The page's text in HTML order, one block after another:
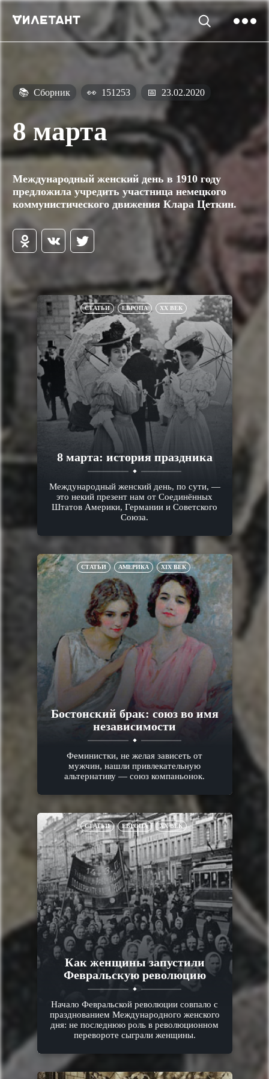
📚 Сборник 👀 151253 📅 23.02.2020
8 марта
Международный женский день в 1910 году
предложила учредить участница немецкого
коммунистического движения Клара Цеткин.
СТАТЬИ ЕВРОПА XX ВЕК
8 марта: история праздника
Международный женский день, по сути, —
это некий презент нам от Соединённых
Штатов Америки, Германии и Советского
Союза.
СТАТЬИ АМЕРИКА XIX ВЕК
Бостонский брак: союз во имя
независимости
Феминистки, не желая зависеть от
мужчин, нашли привлекательную
альтернативу — союз компаньонок.
СТАТЬИ ЕВРОПА XX ВЕК
Как женщины запустили
Февральскую революцию
Начало Февральской революции совпало с
празднованием Международного женского
дня: не последнюю роль в революционном
перевороте сыграли женщины.